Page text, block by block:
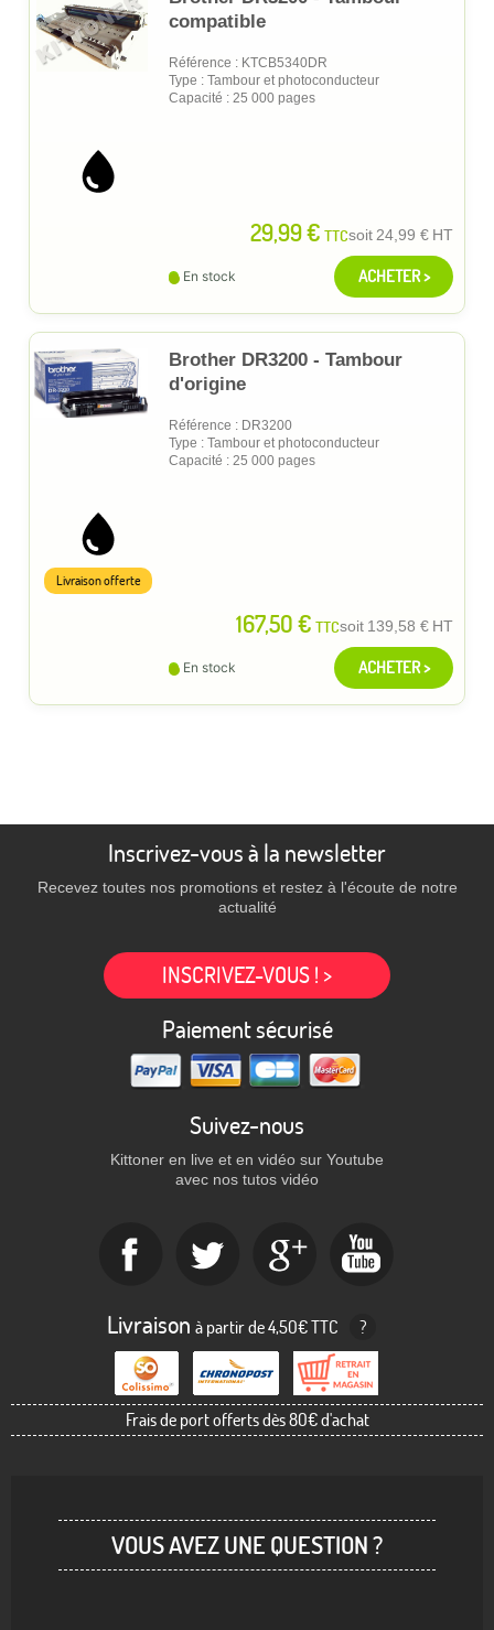
compatible
Référence : KTCB5340DR
Type : Tambour et photoconducteur
Capacité : 25 000 pages
29,99 € TTCsoit24,99 € HT
En stock ACHETER >
Brother DR3200 - Tambour
d'origine
Référence : DR3200
Type : Tambour et photoconducteur
Capacité : 25 000 pages
167,50 € TTCsoit 139,58 € HT
Livraison offerte
En stock ACHETER >
Inscrivez-vous à la newsletter
Recevez toutes nos promotions et restez à l'écoute de notre
actualité
INSCRIVEZ-VOUS ! >
Paiement sécurisé
Suivez-nous
Kittoner en live et en vidéo sur Youtube
avec nos tutos vidéo
Livraison à partir de 4,50€ TTC ?
Frais de port offerts dès 80€ d'achat
VOUS AVEZ UNE QUESTION ?